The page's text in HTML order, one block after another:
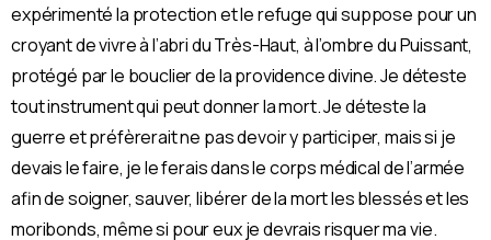
expérimenté la protection et le refuge qui suppose pour un
croyant de vivre à l’abri du Très-Haut, à l’ombre du Puissant,
protégé par le bouclier de la providence divine. Je déteste
tout instrument qui peut donner la mort. Je déteste la
guerre et préfèrerait ne pas devoir y participer, mais si je
devais le faire, je le ferais dans le corps médical de l’armée
afin de soigner, sauver, libérer de la mort les blessés et les
moribonds, même si pour eux je devrais risquer ma vie.